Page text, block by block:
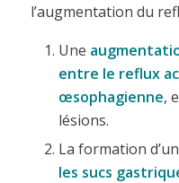
l’augmentation du
Une
entre le reflux
œsophagienne,
lésions.
La formation
les sucs